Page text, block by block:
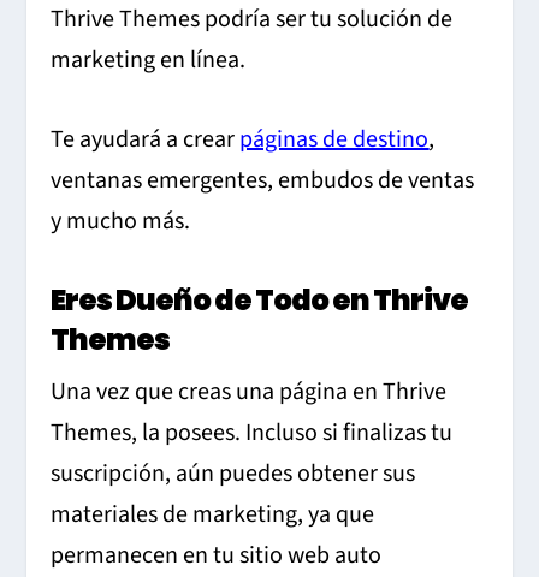
Thrive Themes podría ser tu solución de
marketing en línea.
Te ayudará a crearpáginas de destino,
ventanas emergentes, embudos de ventas
y mucho más.
Eres Dueño de Todo en Thrive
Themes
Una vez que creas una página en Thrive
Themes, la posees. Incluso si finalizas tu
suscripción, aún puedes obtener sus
materiales de marketing, ya que
permanecen en tu sitio web auto